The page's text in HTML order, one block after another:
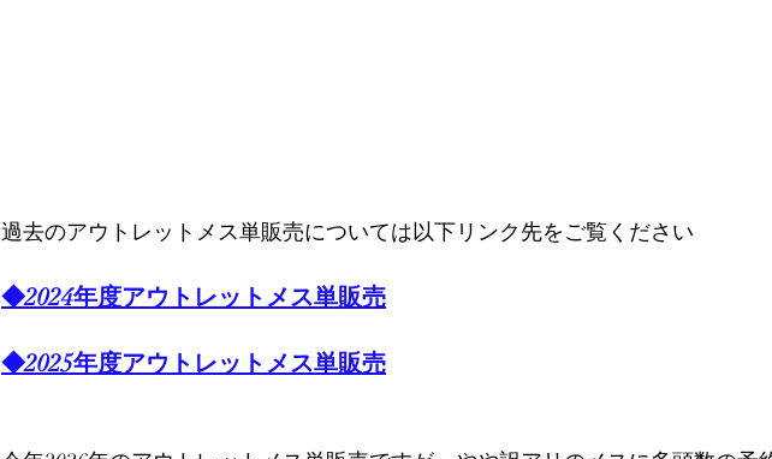
過去のアウトレットメス単販売については以下リンク先をご覧ください
◆2024年度アウトレットメス単販売
◆2025年度アウトレットメス単販売